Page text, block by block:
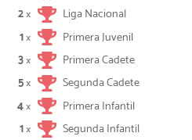
2×
Liga Nacional
1×
Primera Juvenil
3×
Primera Cadete
5×
Segunda Cadete
4×
Primera Infantil
1×
Segunda Infantil